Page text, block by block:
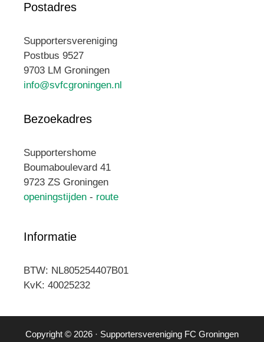
Postadres
Supportersvereniging
Postbus 9527
9703 LM Groningen
info@svfcgroningen.nl
Bezoekadres
Supportershome
Boumaboulevard 41
9723 ZS Groningen
openingstijden - route
Informatie
BTW: NL805254407B01
KvK: 40025232
Copyright © 2026 · Supportersvereniging FC Groningen